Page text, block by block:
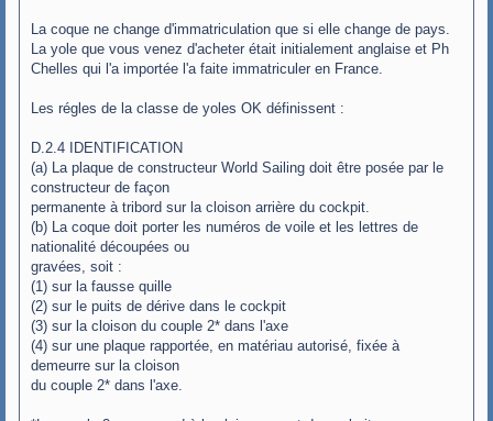
e
La coque ne change d'immatriculation que si elle change de pays.
La yole que vous venez d'acheter était initialement anglaise et Ph
Chelles qui l'a importée l'a faite immatriculer en France.
Les régles de la classe de yoles OK définissent :
D.2.4 IDENTIFICATION
(a) La plaque de constructeur World Sailing doit être posée par le
constructeur de façon
permanente à tribord sur la cloison arrière du cockpit.
(b) La coque doit porter les numéros de voile et les lettres de
nationalité découpées ou
gravées, soit :
(1) sur la fausse quille
(2) sur le puits de dérive dans le cockpit
(3) sur la cloison du couple 2* dans l'axe
(4) sur une plaque rapportée, en matériau autorisé, fixée à
demeurre sur la cloison
du couple 2* dans l'axe.